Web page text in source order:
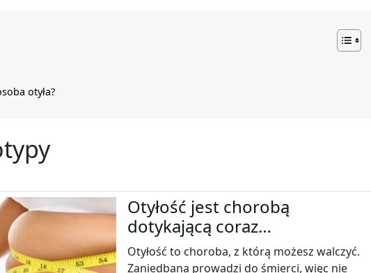
otyła?
Otyłość jest chorobą
dotykającą coraz…
Otyłość to choroba, z którą możesz walczyć.
Zaniedbana prowadzi do śmierci, więc nie